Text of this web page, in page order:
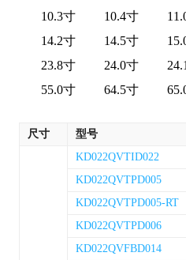
10.3寸
10.4寸
14.2寸
14.5寸
23.8寸
24.0寸
55.0寸
64.5寸
尺寸 型号
KD022QVTID022
KD022QVTPD005
KD022QVTPD005-RT
KD022QVTPD006
KD022QVFBD014